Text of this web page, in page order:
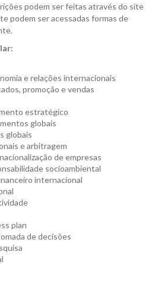
podem ser feitas através do site
podem ser acessadas formas de
e relações internacionais
promoção e vendas
estratégico
globais
globais
e arbitragem
de empresas
socioambiental
internacional
plan
de decisões